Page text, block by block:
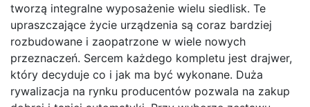
tworzą integralne wyposażenie wielu siedlisk. Te
upraszczające życie urządzenia są coraz bardziej
rozbudowane i zaopatrzone w wiele nowych
przeznaczeń. Sercem każdego kompletu jest drajwer,
który decyduje co i jak ma być wykonane. Duża
rywalizacja na rynku producentów pozwala na zakup